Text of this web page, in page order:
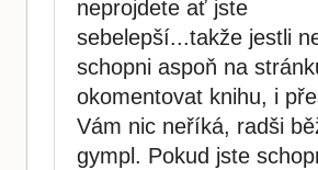
neprojdete ať jste
sebelepší...takže jestli
schopni aspoň na
okomentovat knihu, i
Vám nic neříká, radši
gympl. Pokud jste